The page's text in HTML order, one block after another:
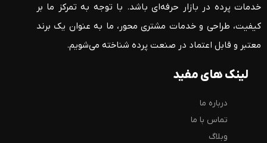
خدمات پرده در بازار حرفه‌ای باشد. با توجه به تمرکز ما بر
کیفیت، طراحی و خدمات مشتری محور، ما به عنوان یک برند
معتبر و قابل اعتماد در صنعت پرده شناخته می‌شویم.
لینک های مفید
درباره ما
تماس با ما
وبلاگ